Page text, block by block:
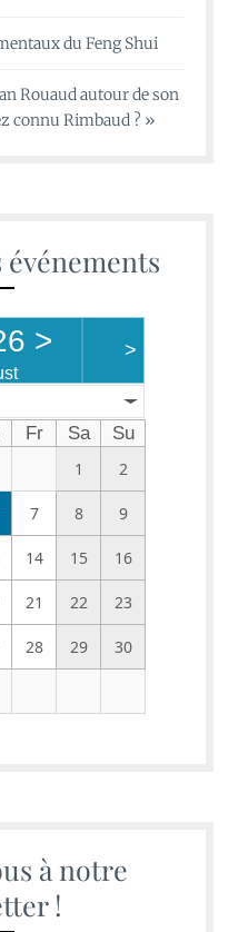
du Feng Shui
Rouaud autour de son
connu Rimbaud ? »
> >
Fr Sa
Su
1
2
7 8 9
14 15 16
21 22 23
28 29 30
à notre
!